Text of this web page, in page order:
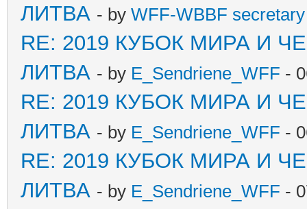
ЛИТВА - by WFF-WBBF
RE: 2019 КУБОК МИРА И
ЛИТВА - by E_Sendriene_WFF -
RE: 2019 КУБОК МИРА И
ЛИТВА - by E_Sendriene_WFF -
RE: 2019 КУБОК МИРА И
ЛИТВА - by E_Sendriene_WFF -